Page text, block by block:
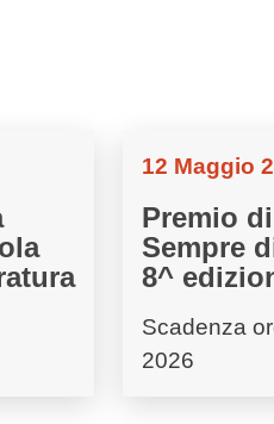
12 Maggio
Premio
Sempre
8^
Scadenza
2026